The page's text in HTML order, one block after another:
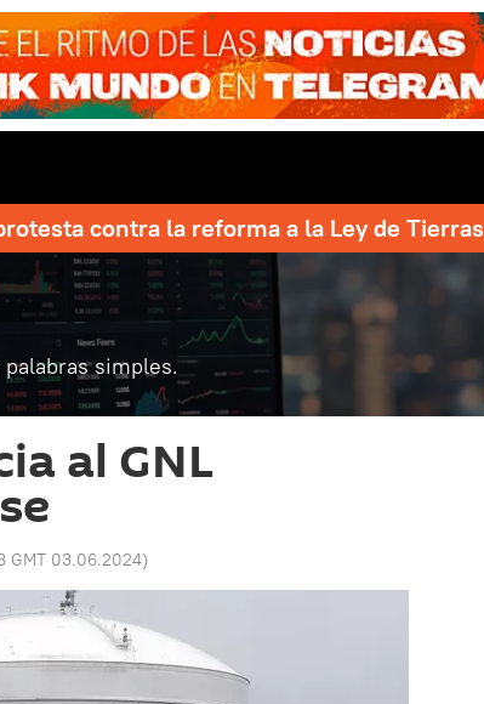
contra la reforma a la Ley de Tierras
simples.
al GNL
GMT 03.06.2024)